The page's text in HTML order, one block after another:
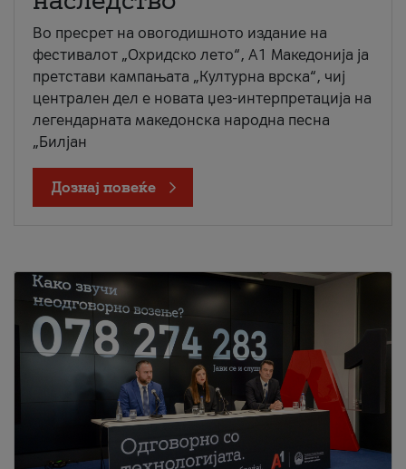
Во пресрет на овогодишното издание на
фестивалот „Охридско лето“, А1 Македонија ја
претстави кампањата „Културна врска“, чиј
централен дел е новата џез-интерпретација на
легендарната македонска народна песна
„Билјан
Дознај повеќе